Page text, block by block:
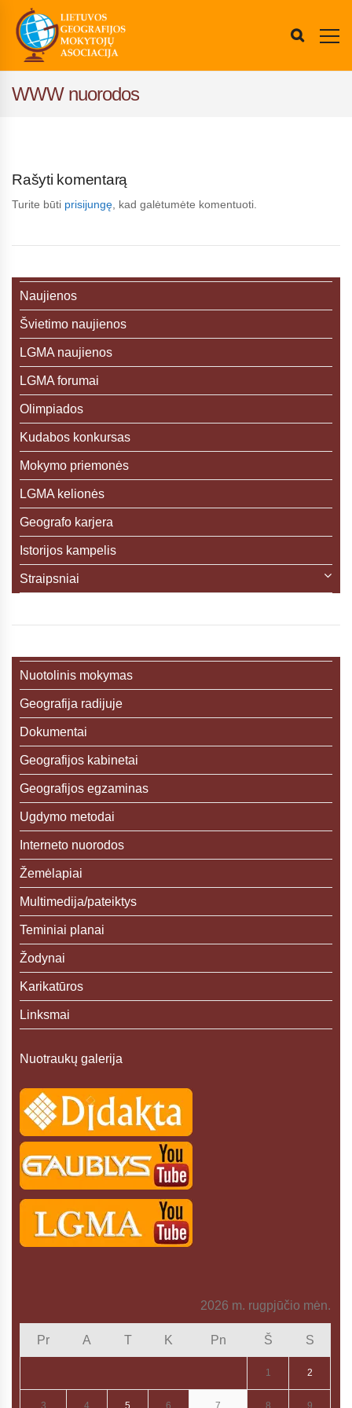
WWW nuorodos
Rašyti komentarą
Turite būti prisijungę , kad galėtumėte komentuoti.
Naujienos
Švietimo naujienos
LGMA naujienos
LGMA forumai
Olimpiados
Kudabos konkursas
Mokymo priemonės
LGMA kelionės
Geografo karjera
Istorijos kampelis
Straipsniai
Nuotolinis mokymas
Geografija radijuje
Dokumentai
Geografijos kabinetai
Geografijos egzaminas
Ugdymo metodai
Interneto nuorodos
Žemėlapiai
Multimedija/pateiktys
Teminiai planai
Žodynai
Karikatūros
Linksmai
Nuotraukų galerija
2026 m. rugpjūčio mėn.
Pr A T K Pn Š S
1 2
3 4 5 6 7 8 9